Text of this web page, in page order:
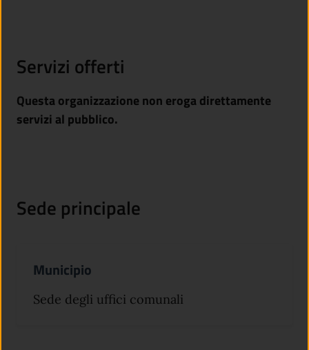
Servizi offerti
Questa organizzazione non eroga direttamente
servizi al pubblico.
Sede principale
Municipio
Sede degli uffici comunali